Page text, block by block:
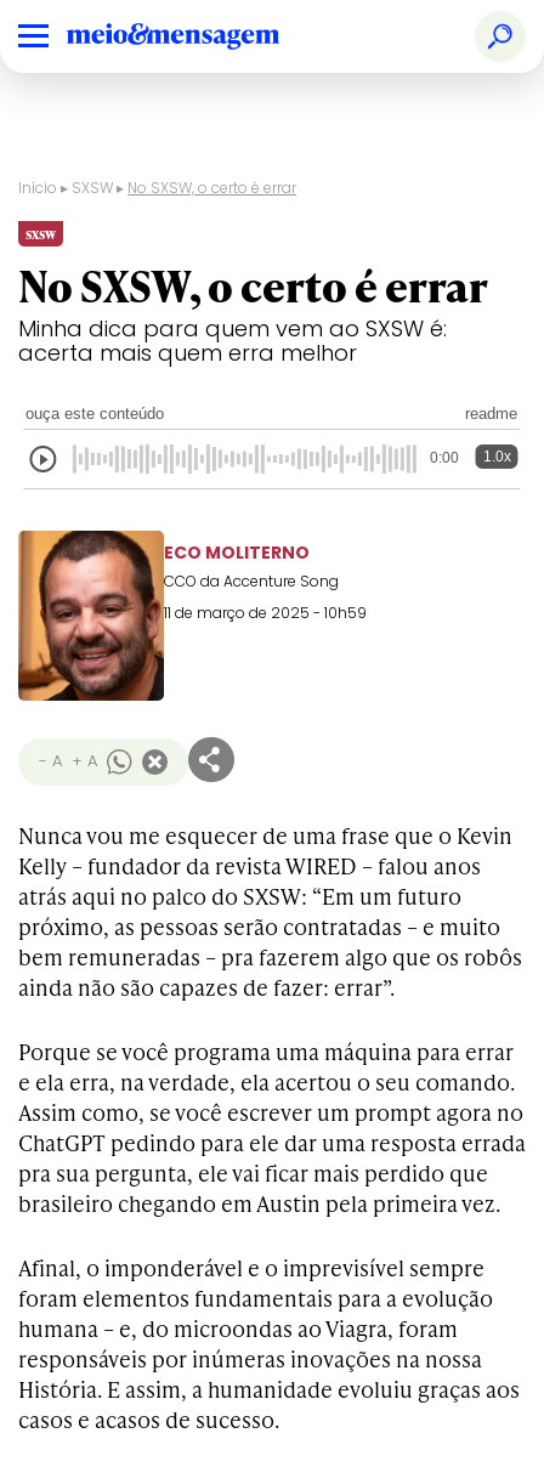
Início ▸ SXSW▸ No SXSW, o certo é errar
sxsw
No SXSW, o certo é errar
Minha dica para quem vem ao SXSW é:
acerta mais quem erra melhor
ouça este conteúdo readme
0:00 1.0x
ECO MOLITERNO
CCO da Accenture Song
11 de março de 2025 - 10h59
- A + A
Nunca vou me esquecer de uma frase que o Kevin
Kelly – fundador da revista WIRED – falou anos
atrás aqui no palco do SXSW: “Em um futuro
próximo, as pessoas serão contratadas – e muito
bem remuneradas – pra fazerem algo que os robôs
ainda não são capazes de fazer: errar”.
Porque se você programa uma máquina para errar
e ela erra, na verdade, ela acertou o seu comando.
Assim como, se você escrever um prompt agora no
ChatGPT pedindo para ele dar uma resposta errada
pra sua pergunta, ele vai ficar mais perdido que
brasileiro chegando em Austin pela primeira vez.
Afinal, o imponderável e o imprevisível sempre
foram elementos fundamentais para a evolução
humana – e, do microondas ao Viagra, foram
responsáveis por inúmeras inovações na nossa
História. E assim, a humanidade evoluiu graças aos
casos e acasos de sucesso.